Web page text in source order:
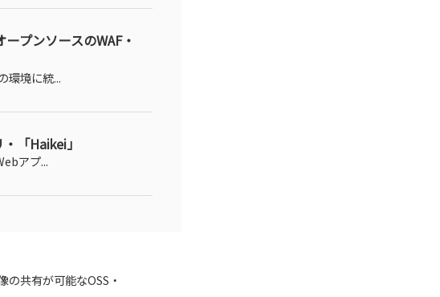
プンソースのWAF・
環境に統...
「Haikei」
アプ...
共有が可能なOSS・